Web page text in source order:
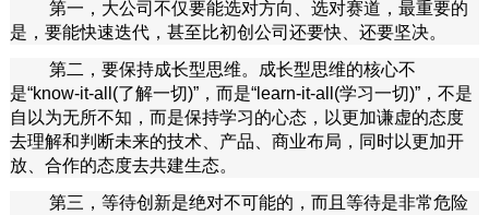
第一，大公司不仅要能选对方向、选对赛道，最重要的
是，要能快速迭代，甚至比初创公司还要快、还要坚决。
第二，要保持成长型思维。成长型思维的核心不
是“know-it-all(了解一切)”，而是“learn-it-all(学习一切)”，不是
自以为无所不知，而是保持学习的心态，以更加谦虚的态度
去理解和判断未来的技术、产品、商业布局，同时以更加开
放、合作的态度去共建生态。
第三，等待创新是绝对不可能的，而且等待是非常危险